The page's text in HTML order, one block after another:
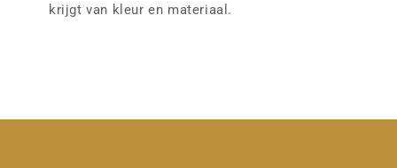
krijgt van kleur en materiaal.